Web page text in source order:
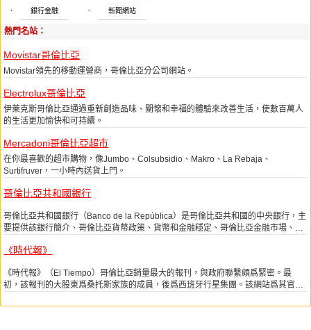
· 銀行金融 · 新聞網站
熱門名站：
Movistar哥倫比亞
Movistar領先的移動運營商，哥倫比亞分公司網站。
Electrolux哥倫比亞
伊萊克斯哥倫比亞通過重新創造品味、關懷和幸福的體驗來改善生活，使數百萬人
的生活更加愉快和可持續。
Mercadoni哥倫比亞超市
在你最喜歡的超市購物，像Jumbo、Colsubsidio、Makro、La Rebaja、
Surtifruver，一小時內送貨上門。
哥倫比亞共和國銀行
哥倫比亞共和國銀行（Banco de la República）是哥倫比亞共和國的中央銀行，主
要提供該銀行簡介、哥倫比亞貨幣政策、貨幣和金融穩定、哥倫比亞金融市場、外
銀行於1923年成立，總部設在首都波哥大。
《時代報》
《時代報》（El Tiempo）哥倫比亞銷量最大的報刊，與政府聯繫頗爲緊密。最
初，該報刊的大股東爲桑托斯家族的成員，後爲西班牙行星集團。該網站爲其官方
體育賽事直播、精彩視頻等內容。